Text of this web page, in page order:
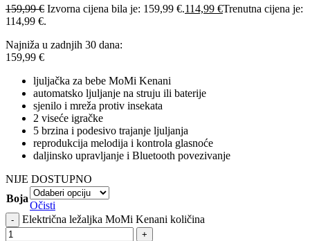
159,99€ Izvorna cijena bila je: 159,99 €.114,99 €Trenutna cijena je:
114,99 €.
Najniža u zadnjih 30 dana:
159,99 €
ljuljačka za bebe MoMi Kenani
automatsko ljuljanje na struju ili baterije
sjenilo i mreža protiv insekata
2 viseće igračke
5 brzina i podesivo trajanje ljuljanja
reprodukcija melodija i kontrola glasnoće
daljinsko upravljanje i Bluetooth povezivanje
NIJE DOSTUPNO
Boja
Očisti
Električna ležaljka MoMi Kenani količina